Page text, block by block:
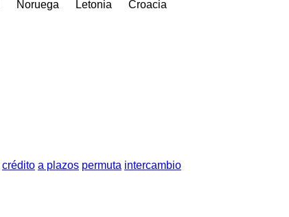
Noruega Letonia
Croacia
crédito a plazos permuta intercambio